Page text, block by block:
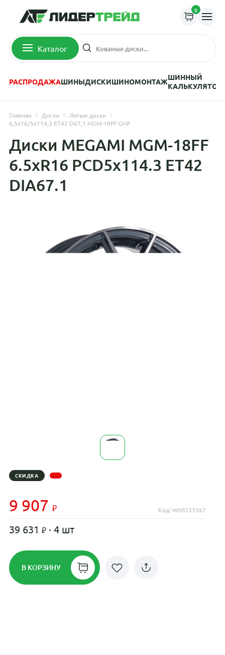
0
Каталог
РАСПРОДАЖАШИНЫДИСКИШИНОМОНТАЖШИННЫЙ
КАЛЬКУЛЯТОР
Главная Диски
Литые диски
6,5x16/5x114,3 ET42 D67,1 MGM-18FF GMF
Диски MEGAMI MGM-18FF
6.5xR16 PCD5x114.3 ET42
DIA67.1
СКИДКА
9 907 Код: WHS533567
39 631 · 4 шт
В КОРЗИНУ